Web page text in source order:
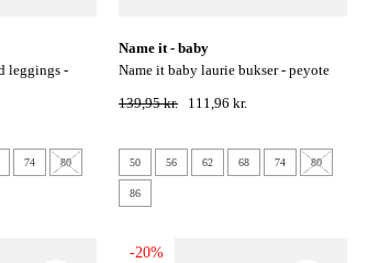
74 80
name it - baby
name it baby laurie bukser - peyote
139,95 kr. 111,96 kr.
50 56 62 68 74 80
86
-20%